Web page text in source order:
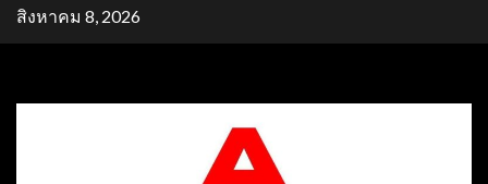
Skipสิงหาคม 8, 2026